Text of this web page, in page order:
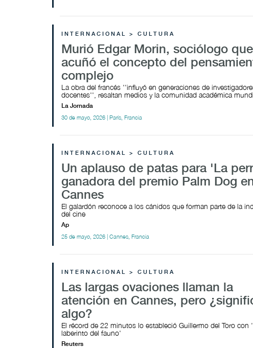
INTERNACIONAL > CULTURA
Murió Edgar Morin, sociólogo que
acuñó el concepto del
complejo
La obra del francés ''influyó en generaciones de
docentes'', resaltan medios y la comunidad académica
La Jornada
30 de mayo, 2026 | París, Francia
INTERNACIONAL > CULTURA
Un aplauso de patas para 'La
ganadora del premio Palm Dog
Cannes
El galardón reconoce a los cánidos que forman parte de la
del cine
Ap
25 de mayo, 2026 | Cannes, Francia
INTERNACIONAL > CULTURA
Las largas ovaciones llaman la
atención en Cannes, pero
algo?
El récord de 22 minutos lo estableció Guillermo del Toro con
laberinto del fauno'
Reuters